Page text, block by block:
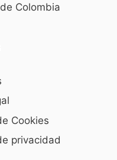
Colombia
Cookies
privacidad